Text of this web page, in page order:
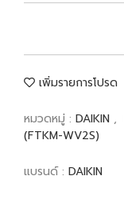
เพิ่มรายการโปรด
หมวดหมู่ : DAIKIN ,
(FTKM-WV2S)
แบรนด์ : DAIKIN